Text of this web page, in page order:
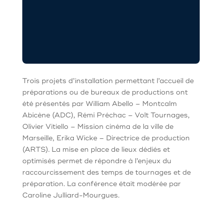
Trois projets d’installation permettant l’accueil de
préparations ou de bureaux de productions ont
été présentés par William Abello – Montcalm
Abicène (ADC), Rémi Préchac – Volt Tournages,
Olivier Vitiello – Mission cinéma de la ville de
Marseille, Erika Wicke – Directrice de production
(ARTS). La mise en place de lieux dédiés et
optimisés permet de répondre à l’enjeux du
raccourcissement des temps de tournages et de
préparation. La conférence était modérée par
Caroline Julliard-Mourgues.